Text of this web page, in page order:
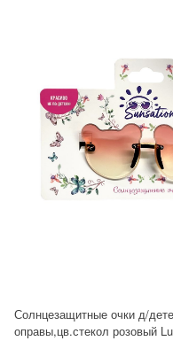
Солнцезащитные очки д/
оправы,цв.стекол розовый